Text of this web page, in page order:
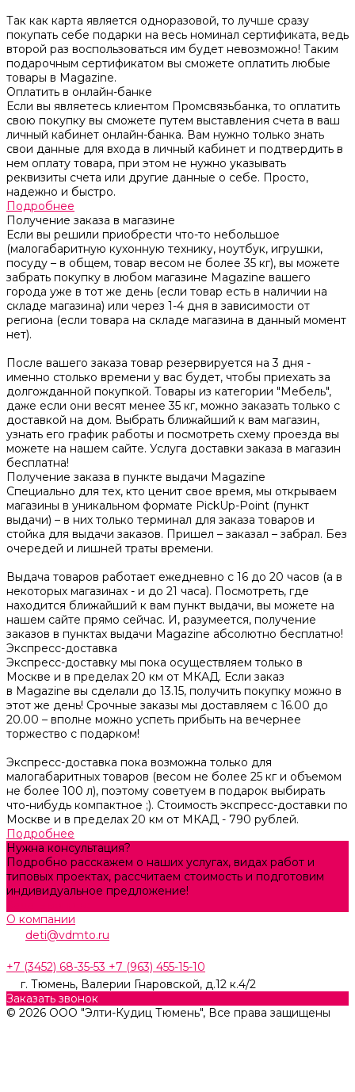
Так как карта является одноразовой, то лучше сразу
покупать себе подарки на весь номинал сертификата, ведь
второй раз воспользоваться им будет невозможно! Таким
подарочным сертификатом вы сможете оплатить любые
товары в Magazine.
Оплатить в онлайн-банке
Если вы являетесь клиентом Промсвязьбанка, то оплатить
свою покупку вы сможете путем выставления счета в ваш
личный кабинет онлайн-банка. Вам нужно только знать
свои данные для входа в личный кабинет и подтвердить в
нем оплату товара, при этом не нужно указывать
реквизиты счета или другие данные о себе. Просто,
надежно и быстро.
Подробнее
Получение заказа в магазине
Если вы решили приобрести что-то небольшое
(малогабаритную кухонную технику, ноутбук, игрушки,
посуду – в общем, товар весом не более 35 кг), вы можете
забрать покупку в любом магазине Magazine вашего
города уже в тот же день (если товар есть в наличии на
складе магазина) или через 1-4 дня в зависимости от
региона (если товара на складе магазина в данный момент
нет).
После вашего заказа товар резервируется на 3 дня -
именно столько времени у вас будет, чтобы приехать за
долгожданной покупкой. Товары из категории "Мебель",
даже если они весят менее 35 кг, можно заказать только с
доставкой на дом. Выбрать ближайший к вам магазин,
узнать его график работы и посмотреть схему проезда вы
можете на нашем сайте. Услуга доставки заказа в магазин
бесплатна!
Получение заказа в пункте выдачи Magazine
Специально для тех, кто ценит свое время, мы открываем
магазины в уникальном формате PickUp-Point (пункт
выдачи) – в них только терминал для заказа товаров и
стойка для выдачи заказов. Пришел – заказал – забрал. Без
очередей и лишней траты времени.
Выдача товаров работает ежедневно с 16 до 20 часов (а в
некоторых магазинах - и до 21 часа). Посмотреть, где
находится ближайший к вам пункт выдачи, вы можете на
нашем сайте прямо сейчас. И, разумеется, получение
заказов в пунктах выдачи Magazine абсолютно бесплатно!
Экспресс-доставка
Экспресс-доставку мы пока осуществляем только в
Москве и в пределах 20 км от МКАД. Если заказ
в Magazine вы сделали до 13.15, получить покупку можно в
этот же день! Срочные заказы мы доставляем с 16.00 до
20.00 – вполне можно успеть прибыть на вечернее
торжество с подарком!
Экспресс-доставка пока возможна только для
малогабаритных товаров (весом не более 25 кг и объемом
не более 100 л), поэтому советуем в подарок выбирать
что-нибудь компактное ;). Стоимость экспресс-доставки по
Москве и в пределах 20 км от МКАД - 790 рублей.
Подробнее
Нужна консультация?
Подробно расскажем о наших услугах, видах работ и
типовых проектах, рассчитаем стоимость и подготовим
индивидуальное предложение!
О компании
deti@vdmto.ru
+7 (3452) 68-35-53 +7 (963) 455-15-10
г. Тюмень, ​Валерии Гнаровской, д.12 к.4/2
Заказать звонок
© 2026 ООО "Элти-Кудиц Тюмень", Все права защищены